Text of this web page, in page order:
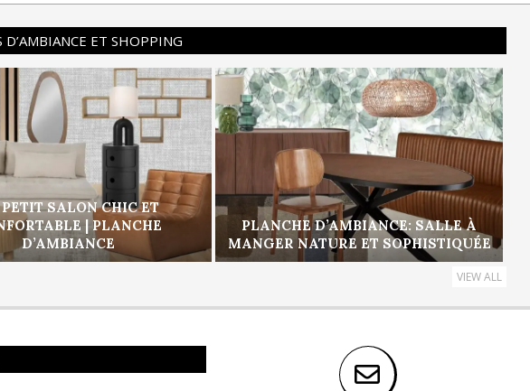
D’AMBIANCE ET SHOPPING
SALON CHIC ET
| PLANCHE
D’AMBIANCE
PLANCHE D’AMBIANCE: SALLE À
MANGER NATURE ET SOPHISTIQUÉE
VIEW ALL